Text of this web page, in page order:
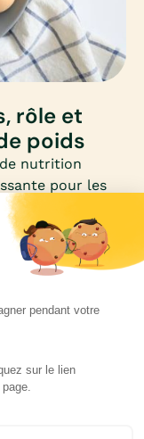
rôle et
poids
nutrition
pour les
Riche en
calories, elle
et santé.
rester